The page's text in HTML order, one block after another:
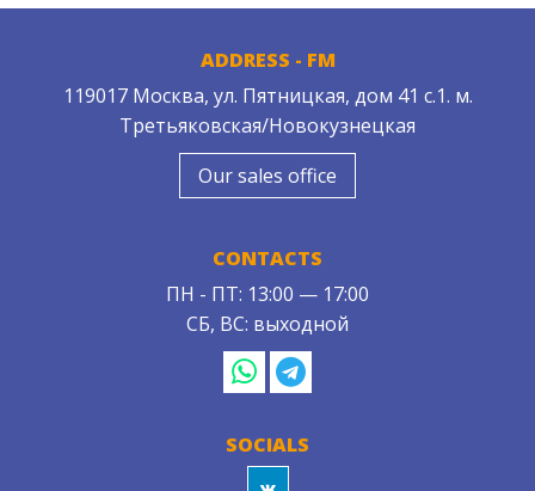
ADDRESS - FM
119017 Москва, ул. Пятницкая, дом 41 с.1. м.
Третьяковская/Новокузнецкая
Our sales office
CONTACTS
ПН - ПТ: 13:00 — 17:00
СБ, ВС: выходной
SOCIALS